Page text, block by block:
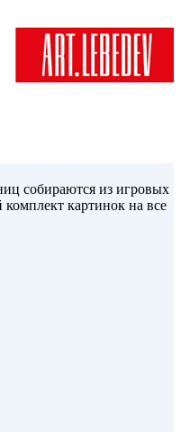
собираются из игровых
картинок на все